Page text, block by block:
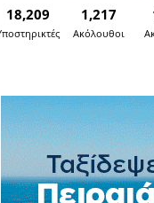
18,209 1,217
Ακόλουθοι